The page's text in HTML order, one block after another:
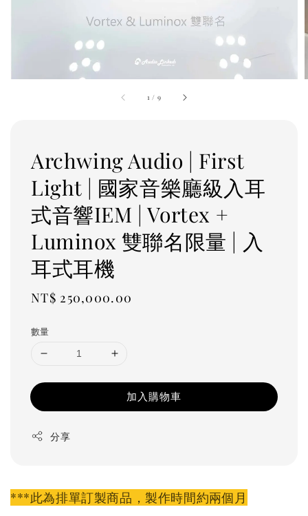
1 / 9
Archwing Audio | First
Light | 國家音樂廳級入耳
式音響IEM | Vortex +
Luminox 雙聯名限量 | 入
耳式耳機
Regular
NT$ 250,000.00
數量
加入購物車
分享
***此為排單訂製商品，製作時間約兩個月